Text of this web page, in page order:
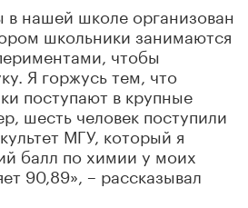
в нашей школе организован
школьники занимаются
чтобы
Я горжусь тем, что
поступают в крупные
шесть человек поступили
МГУ, который я
балл по химии у моих
90,89», – рассказывал